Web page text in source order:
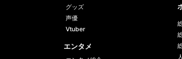
グッズ
声優
Vtuber
エンタメ